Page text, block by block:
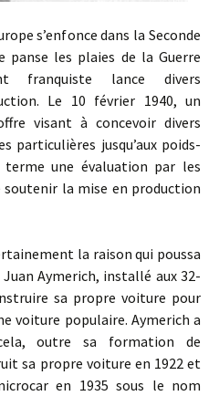
s’enfonce dans la Seconde
panse les plaies de la Guerre
franquiste lance divers
Le 10 février 1940, un
visant à concevoir divers
particulières jusqu’aux poids-
une évaluation par les
soutenir la mise en production
la raison qui poussa
Aymerich, installé aux 32-
sa propre voiture pour
voiture populaire. Aymerich a
outre sa formation de
sa propre voiture en 1922 et
en 1935 sous le nom